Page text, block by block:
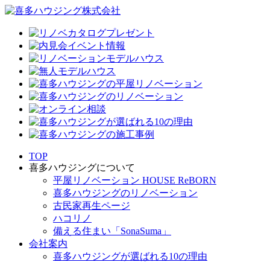
TOP
喜多ハウジングについて
平屋リノベーション HOUSE ReBORN
喜多ハウジングのリノベーション
古民家再生ページ
ハコリノ
備える住まい「SonaSuma」
会社案内
喜多ハウジングが選ばれる10の理由